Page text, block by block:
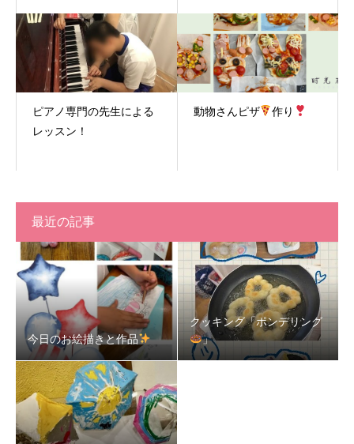
ピアノ専門の先生による
レッスン！
動物さんピザ 作り
最近の記事
今日のお絵描きと作品
クッキング「ポンデリング
」